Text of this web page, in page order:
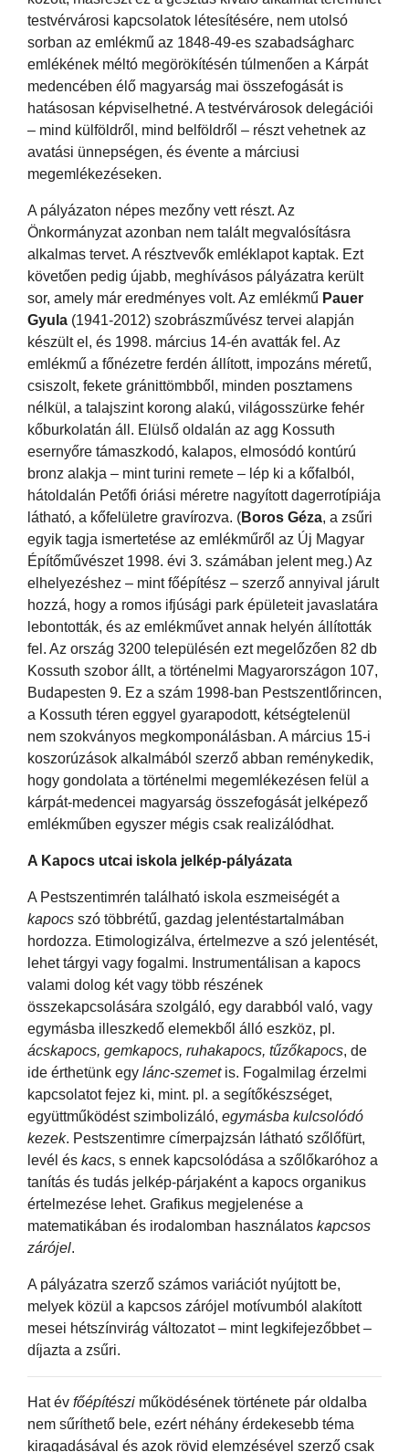
testvérvárosi kapcsolatok létesítésére, nem utolsó
sorban az emlékmű az 1848-49-es szabadságharc
emlékének méltó megörökítésén túlmenően a Kárpát
medencében élő magyarság mai összefogását is
hatásosan képviselhetné. A testvérvárosok delegációi
– mind külföldről, mind belföldről – részt vehetnek az
avatási ünnepségen, és évente a márciusi
megemlékezéseken.
A pályázaton népes mezőny vett részt. Az
Önkormányzat azonban nem talált megvalósításra
alkalmas tervet. A résztvevők emléklapot kaptak. Ezt
követően pedig újabb, meghívásos pályázatra került
sor, amely már eredményes volt. Az emlékmű Pauer
Gyula (1941-2012) szobrászművész tervei alapján
készült el, és 1998. március 14-én avatták fel. Az
emlékmű a főnézetre ferdén állított, impozáns méretű,
csiszolt, fekete gránittömbből, minden posztamens
nélkül, a talajszint korong alakú, világosszürke fehér
kőburkolatán áll. Elülső oldalán az agg Kossuth
esernyőre támaszkodó, kalapos, elmosódó kontúrú
bronz alakja – mint turini remete – lép ki a kőfalból,
hátoldalán Petőfi óriási méretre nagyított dagerrotípiája
látható, a kőfelületre gravírozva. (Boros Géza, a zsűri
egyik tagja ismertetése az emlékműről az Új Magyar
Építőművészet 1998. évi 3. számában jelent meg.) Az
elhelyezéshez – mint főépítész – szerző annyival járult
hozzá, hogy a romos ifjúsági park épületeit javaslatára
lebontották, és az emlékművet annak helyén állították
fel. Az ország 3200 településén ezt megelőzően 82 db
Kossuth szobor állt, a történelmi Magyarországon 107,
Budapesten 9. Ez a szám 1998-ban Pestszentlőrincen,
a Kossuth téren eggyel gyarapodott, kétségtelenül
nem szokványos megkomponálásban. A március 15-i
koszorúzások alkalmából szerző abban reménykedik,
hogy gondolata a történelmi megemlékezésen felül a
kárpát-medencei magyarság összefogását jelképező
emlékműben egyszer mégis csak realizálódhat.
A Kapocs utcai iskola jelkép-pályázata
A Pestszentimrén található iskola eszmeiségét a
kapocs szó többrétű, gazdag jelentéstartalmában
hordozza. Etimologizálva, értelmezve a szó jelentését,
lehet tárgyi vagy fogalmi. Instrumentálisan a kapocs
valami dolog két vagy több részének
összekapcsolására szolgáló, egy darabból való, vagy
egymásba illeszkedő elemekből álló eszköz, pl.
ácskapocs, gemkapocs, ruhakapocs, tűzőkapocs, de
ide érthetünk egy lánc-szemetis. Fogalmilag érzelmi
kapcsolatot fejez ki, mint. pl. a segítőkészséget,
együttműködést szimbolizáló, egymásba kulcsolódó
kezek. Pestszentimre címerpajzsán látható szőlőfürt,
levél és kacs, s ennek kapcsolódása a szőlőkaróhoz a
tanítás és tudás jelkép-párjaként a kapocs organikus
értelmezése lehet. Grafikus megjelenése a
matematikában és irodalomban használatos kapcsos
zárójel.
A pályázatra szerző számos variációt nyújtott be,
melyek közül a kapcsos zárójel motívumból alakított
mesei hétszínvirág változatot – mint legkifejezőbbet –
díjazta a zsűri.
Hat év főépítészi működésének története pár oldalba
nem sűríthető bele, ezért néhány érdekesebb téma
kiragadásával és azok rövid elemzésével szerző csak